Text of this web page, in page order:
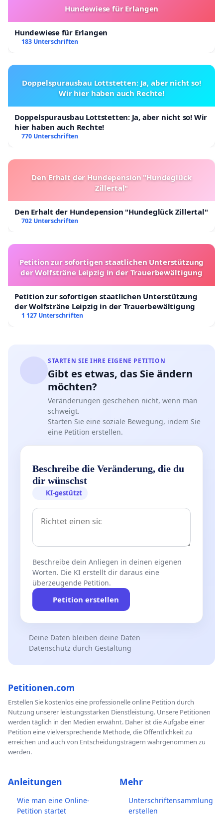
Hundewiese für Erlangen
Hundewiese für Erlangen
183 Unterschriften
Doppelspurausbau Lottstetten: Ja, aber nicht so!
Wir hier haben auch Rechte!
Doppelspurausbau Lottstetten: Ja, aber nicht so! Wir
hier haben auch Rechte!
770 Unterschriften
Den Erhalt der Hundepension "Hundeglück
Zillertal"
Den Erhalt der Hundepension "Hundeglück Zillertal"
702 Unterschriften
Petition zur sofortigen staatlichen Unterstützung
der Wolfsträne Leipzig in der Trauerbewältigung
Petition zur sofortigen staatlichen Unterstützung
der Wolfsträne Leipzig in der Trauerbewältigung
1 127 Unterschriften
STARTEN SIE IHRE EIGENE PETITION
Gibt es etwas, das Sie ändern
möchten?
Veränderungen geschehen nicht, wenn man
schweigt.
Starten Sie eine soziale Bewegung, indem Sie
eine Petition erstellen.
Beschreibe die Veränderung, die du
dir wünschst
KI-gestützt
Beschreibe dein Anliegen in deinen eigenen
Worten. Die KI erstellt dir daraus eine
überzeugende Petition.
Petition erstellen
Deine Daten bleiben deine Daten
Datenschutz durch Gestaltung
Petitionen.com
Erstellen Sie kostenlos eine professionelle online Petition durch
Nutzung unserer leistungsstarken Dienstleistung. Unsere Petitionen
werden täglich in den Medien erwähnt. Daher ist die Aufgabe einer
Petition eine vielversprechende Methode, die Öffentlichkeit zu
erreichen und auch von Entscheidungsträgern wahrgenommen zu
werden.
Anleitungen
Wie man eine Online-
Petition startet
Mehr
Unterschriftensammlung
erstellen